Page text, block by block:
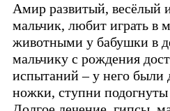
Амир развитый, весёлый
мальчик, любит играть в
животными у бабушки в
мальчику с рождения
испытаний – у него
ножки, ступни